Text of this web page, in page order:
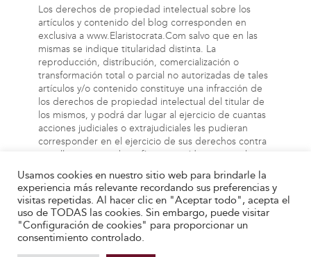
Los derechos de propiedad intelectual sobre los
artículos y contenido del blog corresponden en
exclusiva a www.Elaristocrata.Com salvo que en las
mismas se indique titularidad distinta. La
reproducción, distribución, comercialización o
transformación total o parcial no autorizadas de tales
artículos y/o contenido constituye una infracción de
los derechos de propiedad intelectual del titular de
los mismos, y podrá dar lugar al ejercicio de cuantas
acciones judiciales o extrajudiciales les pudieran
corresponder en el ejercicio de sus derechos contra
aquellas personas bien físicas o jurídicas que vulneren
o perjudiquen los referidos derechos. Asimismo, la
información a la cual el usuario puede acceder a
través de este blog, puede estar protegida por
derechos de propiedad industrial, intelectual o de
otra índole. El propietario de este blog no será
responsable en ningún caso y bajo ningún concepto
Usamos cookies en nuestro sitio web para brindarle la
experiencia más relevante recordando sus preferencias y
visitas repetidas. Al hacer clic en "Aceptar todo", acepta el
uso de TODAS las cookies. Sin embargo, puede visitar
"Configuración de cookies" para proporcionar un
consentimiento controlado.